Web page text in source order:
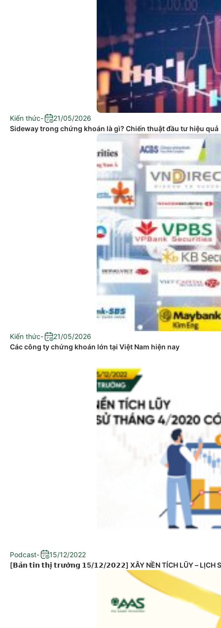
Kiến thức-
21/05/2026
Sideway trong chứng khoán là gì? Chiến thuật đầu tư hiệu quả
Kiến thức-
21/05/2026
Các công ty chứng khoán lớn tại Việt Nam hiện nay
Podcast-
15/12/2022
[𝗕𝗮̉𝗻 𝘁𝗶𝗻 𝘁𝗵𝗶̣ 𝘁𝗿𝘂̛𝗼̛̀𝗻𝗴 𝟭5/𝟭𝟮/𝟮𝟬𝟮𝟮] XÂY NỀN TÍCH LŨY – LỊCH